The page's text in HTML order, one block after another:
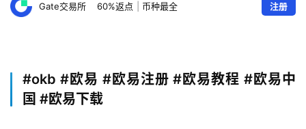
Gate交易所 60%返点 币种最全 注册
#okb #欧易 #欧易注册 #欧易教程 #欧易中
国 #欧易下载